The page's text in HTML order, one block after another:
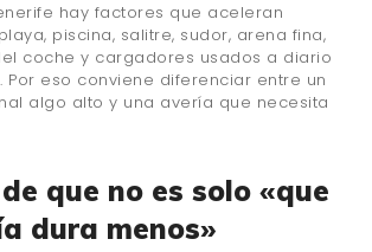
hay factores que aceleran
piscina, salitre, sudor, arena fina,
coche y cargadores usados a diario
Por eso conviene diferenciar entre un
algo alto y una avería que necesita
que no es solo «que
dura menos»